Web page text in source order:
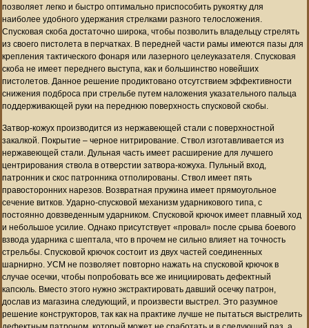
позволяет легко и быстро оптимально приспособить рукоятку для
наиболее удобного удержания стрелками разного телосложения.
Спусковая скоба достаточно широка, чтобы позволить владельцу стрелять
из своего пистолета в перчатках. В передней части рамы имеются пазы для
крепления тактического фонаря или лазерного целеуказателя. Спусковая
скоба не имеет переднего выступа, как и большинство новейших
пистолетов. Данное решение продиктовано отсутствием эффективности
снижения подброса при стрельбе путем наложения указательного пальца
поддерживающей руки на переднюю поверхность спусковой скобы.
Затвор-кожух производится из нержавеющей стали с поверхностной
закалкой. Покрытие – черное нитрирование. Ствол изготавливается из
нержавеющей стали. Дульная часть имеет расширение для лучшего
центрирования ствола в отверстии затвора-кожуха. Пульный вход,
патронник и скос патронника отполированы. Ствол имеет пять
правосторонних нарезов. Возвратная пружина имеет прямоугольное
сечение витков. Ударно-спусковой механизм ударникового типа, с
постоянно довзведенным ударником. Спусковой крючок имеет плавный ход
и небольшое усилие. Однако присутствует «провал» после срыва боевого
взвода ударника с шептала, что в прочем не сильно влияет на точность
стрельбы. Спусковой крючок состоит из двух частей соединенных
шарнирно. УСМ не позволяет повторно нажать на спусковой крючок в
случае осечки, чтобы попробовать все же инициировать дефектный
капсюль. Вместо этого нужно экстрактировать давший осечку патрон,
дослав из магазина следующий, и произвести выстрел. Это разумное
решение конструкторов, так как на практике лучше не пытаться выстрелить